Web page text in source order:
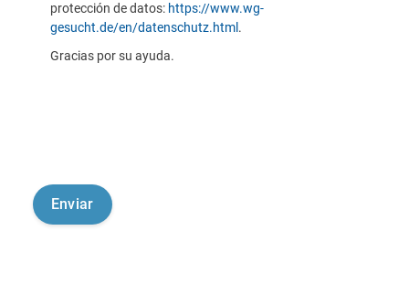
protección de datos: https://www.wg-
gesucht.de/en/datenschutz.html .
Gracias por su ayuda.